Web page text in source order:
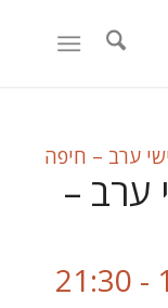
ערב – חיפה
ערב –
-
21:30